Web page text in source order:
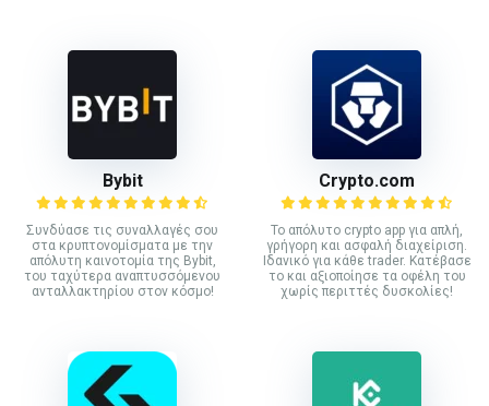
Bybit
Συνδύασε τις συναλλαγές σου
στα κρυπτονομίσματα με την
απόλυτη καινοτομία της Bybit,
του ταχύτερα αναπτυσσόμενου
ανταλλακτηρίου στον κόσμο!
Crypto.com
Το απόλυτο crypto app για απλή,
γρήγορη και ασφαλή διαχείριση.
Ιδανικό για κάθε trader. Κατέβασε
το και αξιοποίησε τα οφέλη του
χωρίς περιττές δυσκολίες!